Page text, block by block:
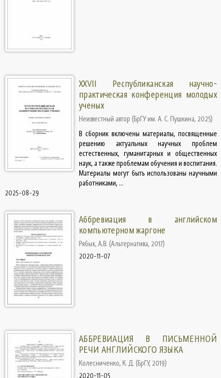
XХVII Республиканская научно-
практическая конференция молодых
ученых
Неизвестный автор (БрГУ им. А. С. Пушкина, 2025)
В сборник включены материалы, посвященные
решению актуальных научных проблем
естественных, гуманитарных и общественных
наук, а также проблемам обучения и воспитания.
Материалы могут быть использованы научными
работниками, ...
2025-08-29
Аббревиация в английском
компьютерном жаргоне
Рябых, А.В. (Альтернатива, 2017)
2020-11-07
АББРЕВИАЦИЯ В ПИСЬМЕННОЙ
РЕЧИ АНГЛИЙСКОГО ЯЗЫКА
Колесниченко, К. Д. (БрГУ, 2019)
2020-11-05